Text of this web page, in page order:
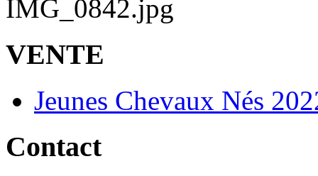
VENTE
Jeunes Chevaux Nés
Contact